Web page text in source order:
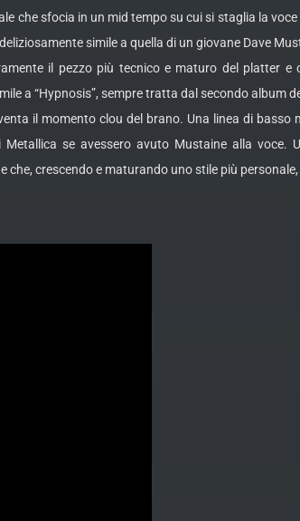
che sfocia in un mid tempo su cui si staglia la
simile a quella di un giovane Dave
il pezzo più tecnico e maturo del platter
a “Hypnosis”, sempre tratta dal secondo album
il momento clou del brano. Una linea di
se avessero avuto Mustaine alla
crescendo e maturando uno stile più